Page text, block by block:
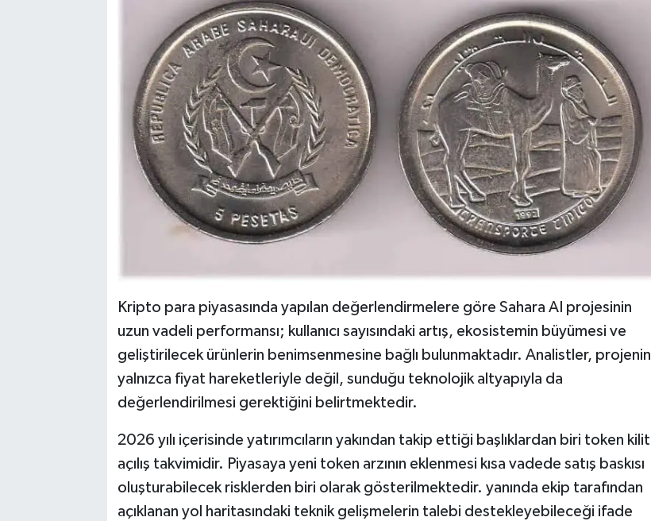
Kripto para piyasasında yapılan değerlendirmelere göre Sahara AI projesinin
uzun vadeli performansı; kullanıcı sayısındaki artış, ekosistemin büyümesi ve
geliştirilecek ürünlerin benimsenmesine bağlı bulunmaktadır. Analistler, projenin
yalnızca fiyat hareketleriyle değil, sunduğu teknolojik altyapıyla da
değerlendirilmesi gerektiğini belirtmektedir.
2026 yılı içerisinde yatırımcıların yakından takip ettiği başlıklardan biri token kilit
açılış takvimidir. Piyasaya yeni token arzının eklenmesi kısa vadede satış baskısı
oluşturabilecek risklerden biri olarak gösterilmektedir. yanında ekip tarafından
açıklanan yol haritasındaki teknik gelişmelerin talebi destekleyebileceği ifade